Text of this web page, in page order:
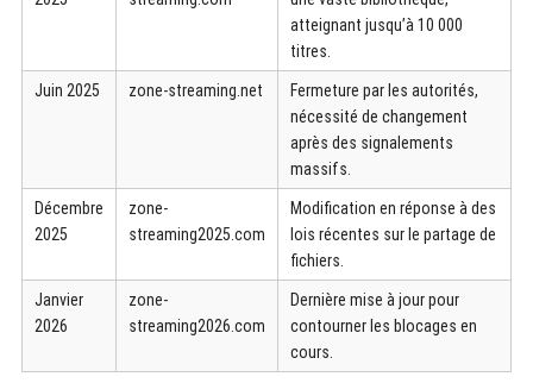
atteignant jusqu’à 10 000
titres.
Juin 2025 zone-streaming.net
Fermeture par les autorités,
nécessité de changement
après des signalements
massifs.
Décembre
2025
zone-
streaming2025.com
Modification en réponse à des
lois récentes sur le partage de
fichiers.
Janvier
2026
zone-
streaming2026.com
Dernière mise à jour pour
contourner les blocages en
cours.